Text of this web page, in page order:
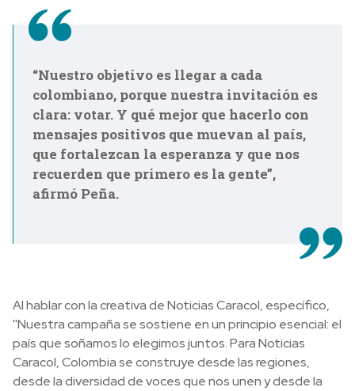
“Nuestro objetivo es llegar a cada
colombiano, porque nuestra invitación es
clara: votar. Y qué mejor que hacerlo con
mensajes positivos que muevan al país,
que fortalezcan la esperanza y que nos
recuerden que primero es la gente”,
afirmó Peña.
Al hablar con la creativa de Noticias Caracol, específico,
''Nuestra campaña se sostiene en un principio esencial: el
país que soñamos lo elegimos juntos. Para Noticias
Caracol, Colombia se construye desde las regiones,
desde la diversidad de voces que nos unen y desde la